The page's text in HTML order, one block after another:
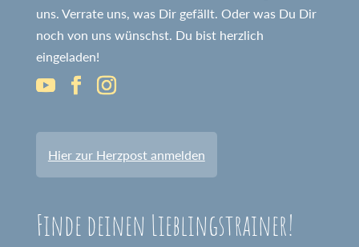
uns. Verrate uns, was Dir gefällt. Oder was Du Dir
noch von uns wünschst. Du bist herzlich
eingeladen!
Hier zur Herzpost anmelden
Finde deinen Lieblingstrainer!